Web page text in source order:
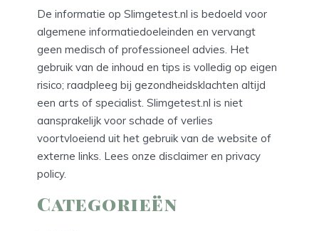
De informatie op Slimgetest.nl is bedoeld voor
algemene informatiedoeleinden en vervangt
geen medisch of professioneel advies. Het
gebruik van de inhoud en tips is volledig op eigen
risico; raadpleeg bij gezondheidsklachten altijd
een arts of specialist. Slimgetest.nl is niet
aansprakelijk voor schade of verlies
voortvloeiend uit het gebruik van de website of
externe links. Lees onze disclaimer en privacy
policy.
Categorieën